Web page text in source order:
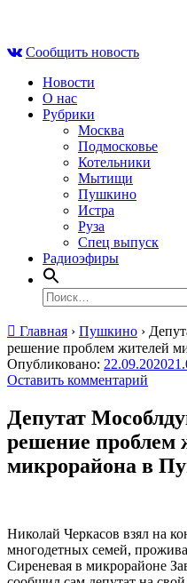
contentСообщить новость
Новости
О нас
Рубрики
Москва
Подмосковье
Котельники
Мытищи
Пушкино
Истра
Руза
Спец выпуск
Радиоэфиры
Найти:
Главная › Пушкино ›
решение проблем жителей
Опубликовано: 22.09.2020
Оставить комментарий
Депутат
решение проблем
микрорайона в
Николай Черкасов взял на
многодетных семей,
Сиреневая в микрорайоне